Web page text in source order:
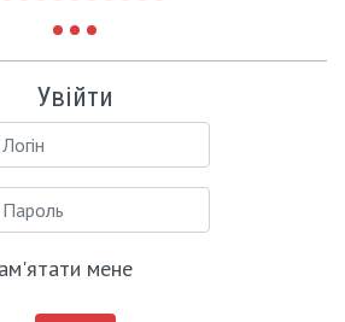
Увійти
мене